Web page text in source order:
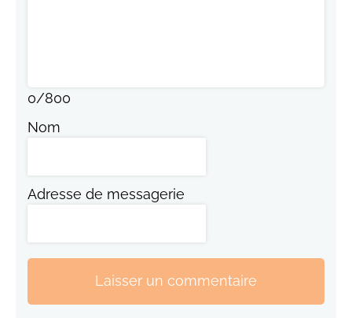
0/800
Nom
Adresse de messagerie
Laisser un commentaire